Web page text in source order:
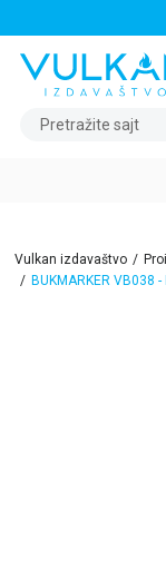
Pretražite sajt
Vulkan izdavaštvo
BUKMARKER VB038 -